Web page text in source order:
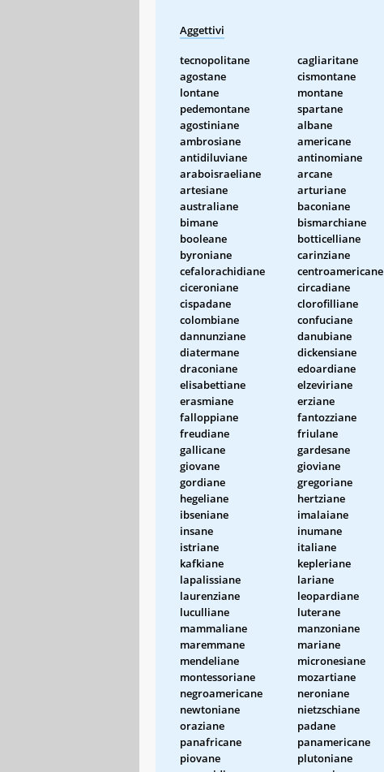
Aggettivi
tecnopolitane cagliaritane
agostane
cismontane
lontane
montane
pedemontane
spartane
agostiniane
albane
ambrosiane
americane
antidiluviane
antinomiane
araboisraeliane
arcane
artesiane
arturiane
australiane
baconiane
bimane
bismarchiane
booleane
botticelliane
byroniane
carinziane
cefalorachidiane
centroamericane
ciceroniane
circadiane
cispadane
clorofilliane
colombiane
confuciane
dannunziane
danubiane
diatermane
dickensiane
draconiane
edoardiane
elisabettiane
elzeviriane
erasmiane
erziane
falloppiane
fantozziane
freudiane
friulane
gallicane
gardesane
giovane
gioviane
gordiane
gregoriane
hegeliane
hertziane
ibseniane
imalaiane
insane
inumane
istriane
italiane
kafkiane
kepleriane
lapalissiane
lariane
laurenziane
leopardiane
luculliane
luterane
mammaliane
manzoniane
maremmane
mariane
mendeliane
micronesiane
montessoriane
mozartiane
negroamericane
neroniane
newtoniane
nietzschiane
oraziane
padane
panafricane
panamericane
piovane
plutoniane